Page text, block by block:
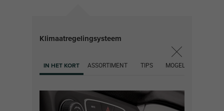
Klimaatregelingsysteem
IN HET KORT ASSORTIMENT TIPS MOGELIJKE